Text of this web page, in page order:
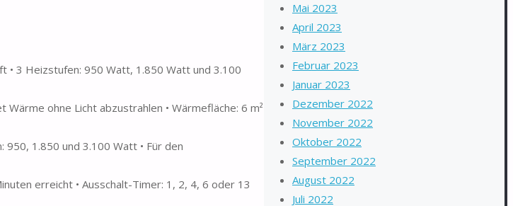
• 3 Heizstufen: 950 Watt, 1.850 Watt und 3.100
ohne Licht abzustrahlen • Wärmefläche: 6 m²
1.850 und 3.100 Watt • Für den
erreicht • Ausschalt-Timer: 1, 2, 4, 6 oder 13
Mai 2023
April 2023
März 2023
Februar 2023
Januar 2023
Dezember 2022
November 2022
Oktober 2022
September 2022
August 2022
Juli 2022